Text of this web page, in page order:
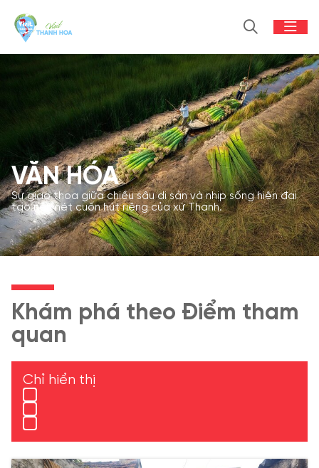
VĂN HÓA
Sự giao thoa giữa chiều sâu di sản và nhịp sống hiện đại
tạo nên nét cuốn hút riêng của xứ Thanh.
Khám phá theo Điểm tham
quan
Chỉ hiển thị